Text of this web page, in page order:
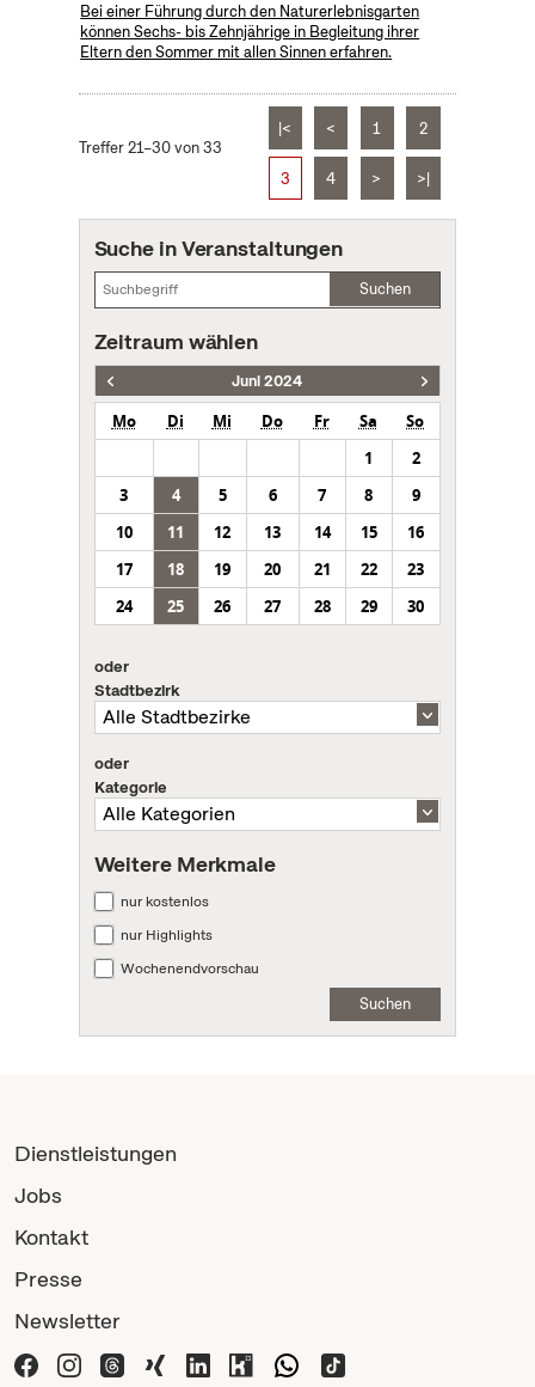
Bei einer Führung durch den Naturerlebnisgarten
können Sechs- bis Zehnjährige in Begleitung ihrer
Eltern den Sommer mit allen Sinnen erfahren.
Treffer 21–30 von 33
|< < 1 2
3 4 > >|
Suche in Veranstaltungen
Suchen
Zeitraum wählen
Juni 2024
Mo Di Mi Do Fr Sa
So
1
2
3
4 5 6 7 8
9
10
11 12 13 14 15
16
17
18 19 20 21 22
23
24
25 26 27 28 29 30
oder
Stadtbezirk
oder
Kategorie
Weitere Merkmale
nur kostenlos
nur Highlights
Wochenendvorschau
Suchen
Dienstleistungen
Jobs
Kontakt
Presse
Newsletter